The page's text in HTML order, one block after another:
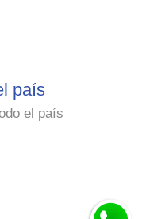
país
el país